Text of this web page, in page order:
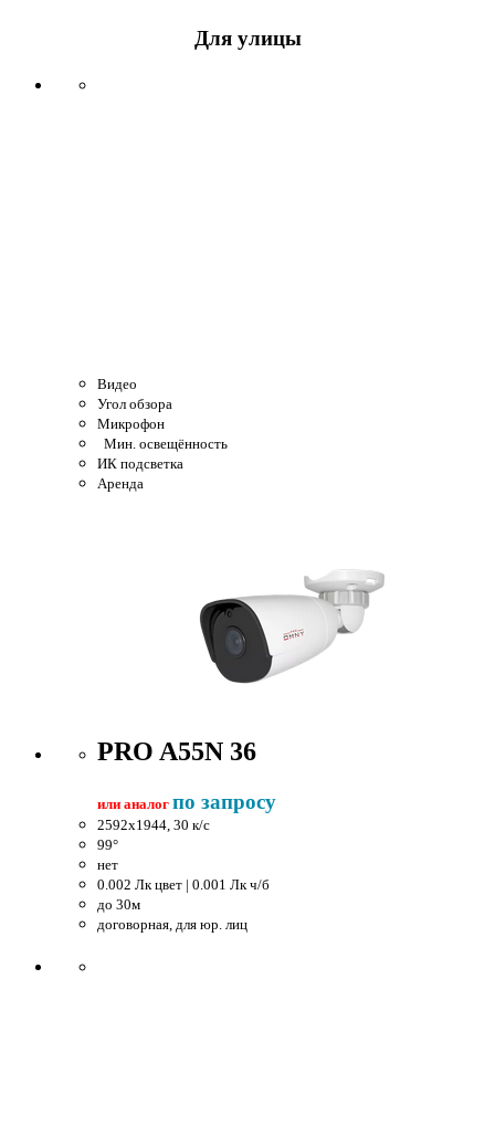
Для улицы
Видео
Угол обзора
Микрофон
Мин. освещённость
ИК подсветка
Аренда
PRO A55N 36
или аналог по запросу
2592x1944, 30 к/c
99°
нет
0.002 Лк цвет | 0.001 Лк ч/б
до 30м
договорная, для юр. лиц